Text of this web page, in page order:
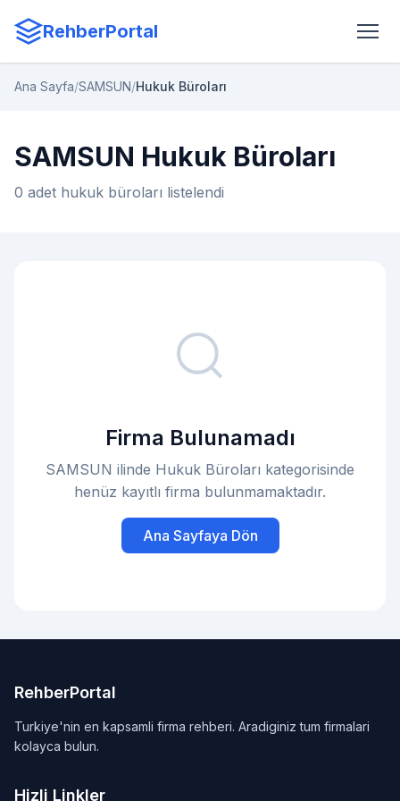
RehberPortal
Ana Sayfa/SAMSUN/Hukuk Büroları
SAMSUN Hukuk Büroları
0 adet hukuk büroları listelendi
Firma Bulunamadı
SAMSUN ilinde Hukuk Büroları kategorisinde
henüz kayıtlı firma bulunmamaktadır.
Ana Sayfaya Dön
RehberPortal
Turkiye'nin en kapsamli firma rehberi. Aradiginiz tum firmalari
kolayca bulun.
Hizli Linkler